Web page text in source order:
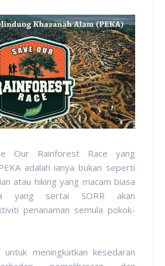
Our Rainforest Race yang
adalah ianya bukan seperti
atau hiking yang macam biasa
yang sertai SORR akan
penanaman semula pokok-
meningkatkan kesedaran